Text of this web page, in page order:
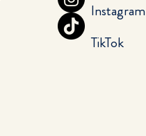
Instagram
TikTok